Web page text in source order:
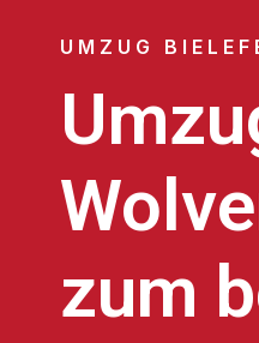
UMZUG
zum